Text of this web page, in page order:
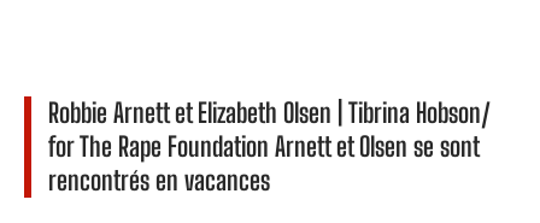
Robbie Arnett et Elizabeth Olsen | Tibrina Hobson/
for The Rape Foundation Arnett et Olsen se sont
rencontrés en vacances